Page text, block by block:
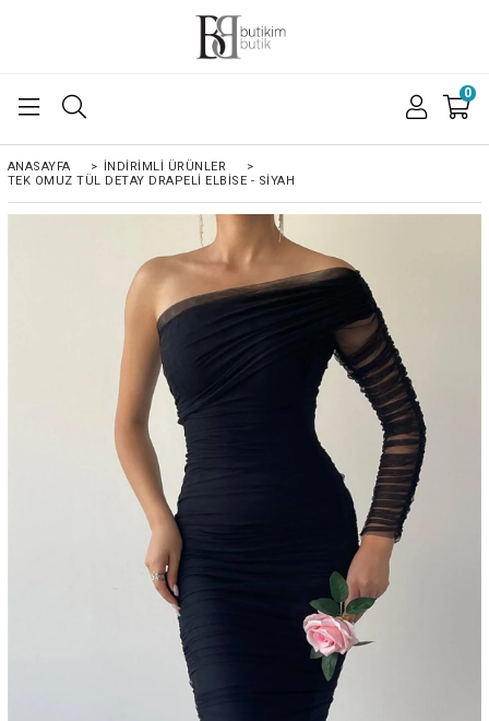
0
ANASAYFA > İNDIRIMLI ÜRÜNLER
>
TEK OMUZ TÜL DETAY DRAPELI ELBISE - SİYAH